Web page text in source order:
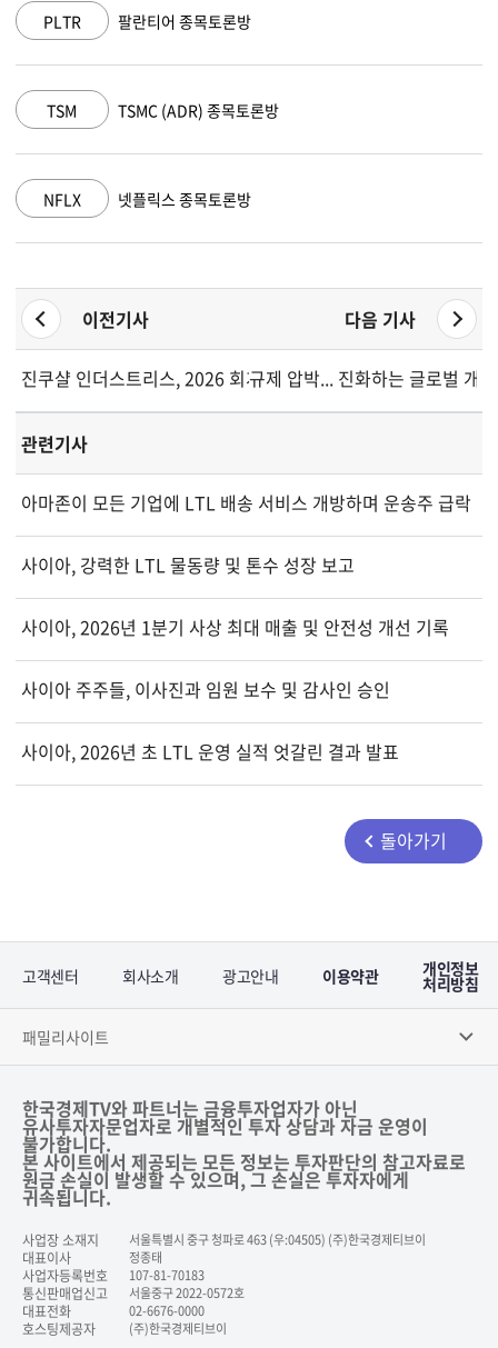
PLTR 팔란티어 종목토론방
TSM TSMC (ADR) 종목토론방
NFLX 넷플릭스 종목토론방
이전기사 다음 기사
진쿠샬 인더스트리스, 2026 회계연도 구조화 디지털 데이터베
규제 압박... 진화하는 글로벌 개
관련기사
아마존이 모든 기업에 LTL 배송 서비스 개방하며 운송주 급락
사이아, 강력한 LTL 물동량 및 톤수 성장 보고
사이아, 2026년 1분기 사상 최대 매출 및 안전성 개선 기록
사이아 주주들, 이사진과 임원 보수 및 감사인 승인
사이아, 2026년 초 LTL 운영 실적 엇갈린 결과 발표
돌아가기
고객센터 회사소개 광고안내 이용약관 개인정보
처리방침
패밀리사이트
한국경제TV와 파트너는 금융투자업자가 아닌
유사투자자문업자로 개별적인 투자 상담과 자금 운영이
불가합니다.
본 사이트에서 제공되는 모든 정보는 투자판단의 참고자료로
원금 손실이 발생할 수 있으며, 그 손실은 투자자에게
귀속됩니다.
사업장 소재지 서울특별시 중구 청파로 463 (우:04505) (주)한국경제티브이
대표이사 정종태
사업자등록번호 107-81-70183
통신판매업신고 서울중구 2022-0572호
대표전화 02-6676-0000
호스팅제공자 (주)한국경제티브이